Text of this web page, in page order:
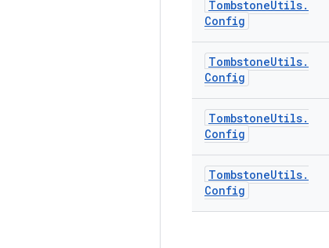
TombstoneUtils.
Config
TombstoneUtils.
Config
TombstoneUtils.
Config
TombstoneUtils.
Config